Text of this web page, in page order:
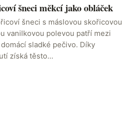
šneci měkcí jako obláček
šneci s máslovou skořicovou
vanilkovou polevou patří mezi
sladké pečivo. Díky
získá těsto…